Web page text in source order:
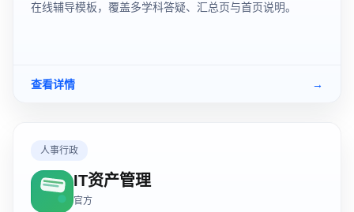
在线辅导模板，覆盖多学科答疑、汇总页与首页说明。
查看详情 →
人事行政
IT资产管理
官方